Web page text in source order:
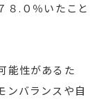
８.０％いたこと
能性があるた
ンバランスや自